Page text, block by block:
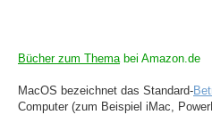
Bücher zum Themabei Amazon.de
MacOS bezeichnet das Standard-
Computer (zum Beispiel iMac,